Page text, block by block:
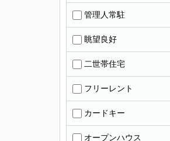
管理人常駐
眺望良好
二世帯住宅
フリーレント
カードキー
オープンハウス